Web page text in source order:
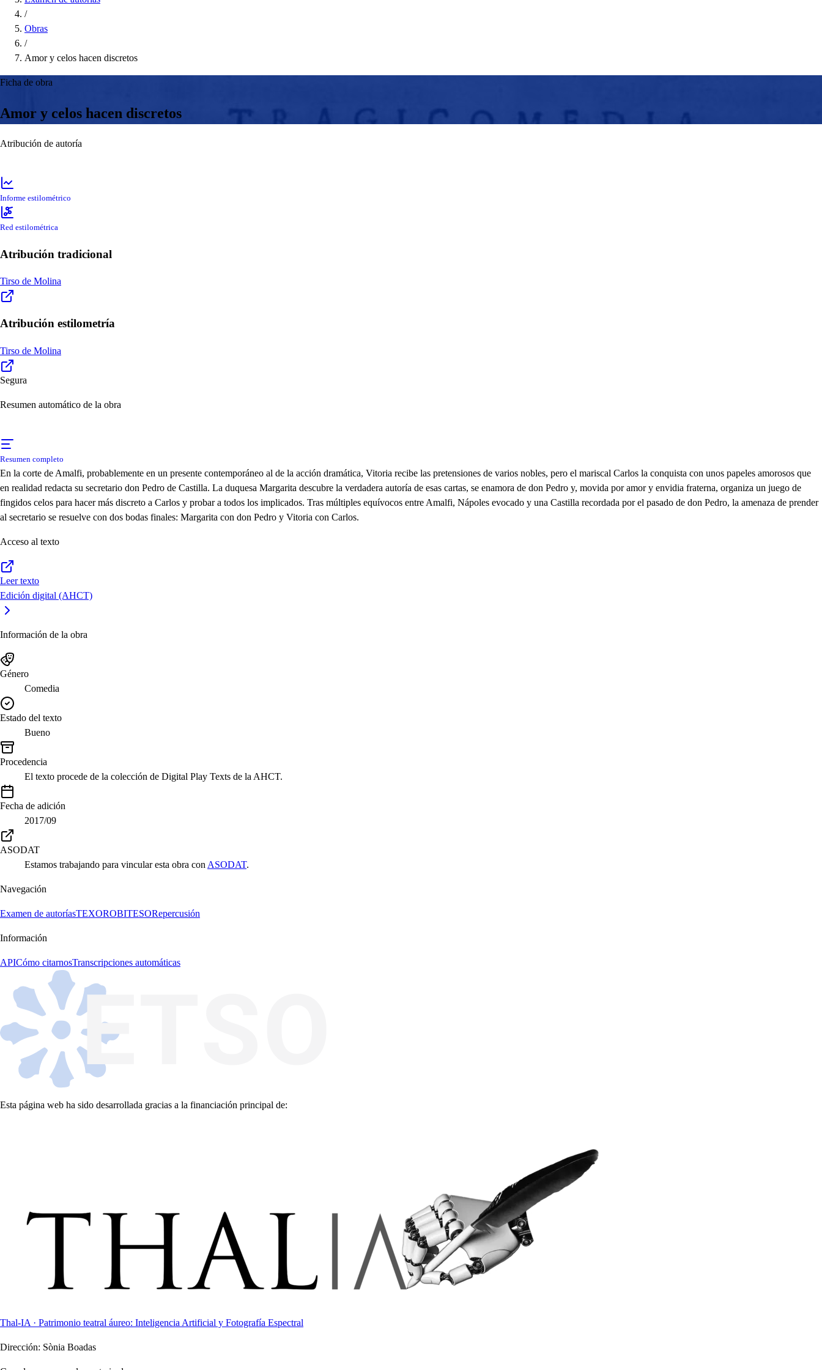
/
Obras
/
Amor y celos hacen discretos
Ficha de obra
Amor y celos hacen discretos
Atribución de autoría
Informe estilométrico
Red estilométrica
Atribución tradicional
Tirso de Molina
Atribución estilometría
Tirso de Molina
Segura
Resumen automático de la obra
Resumen completo
En la corte de Amalfi, probablemente en un presente contemporáneo al de la acción dramática, Vitoria recibe las pretensiones de varios nobles, pero el mariscal Carlos la conquista con unos papeles amorosos que
en realidad redacta su secretario don Pedro de Castilla. La duquesa Margarita descubre la verdadera autoría de esas cartas, se enamora de don Pedro y, movida por amor y envidia fraterna, organiza un juego de
fingidos celos para hacer más discreto a Carlos y probar a todos los implicados. Tras múltiples equívocos entre Amalfi, Nápoles evocado y una Castilla recordada por el pasado de don Pedro, la amenaza de prender
al secretario se resuelve con dos bodas finales: Margarita con don Pedro y Vitoria con Carlos.
Acceso al texto
Leer texto
Edición digital (AHCT)
Información de la obra
Género
Comedia
Estado del texto
Bueno
Procedencia
El texto procede de la colección de Digital Play Texts de la AHCT.
Fecha de adición
2017/09
ASODAT
Estamos trabajando para vincular esta obra con ASODAT.
Navegación
Examen de autoríasTEXOROBITESORepercusión
Información
APICómo citarnosTranscripciones automáticas
Esta página web ha sido desarrollada gracias a la financiación principal de:
Thal-IA · Patrimonio teatral áureo: Inteligencia Artificial y Fotografía Espectral
Dirección: Sònia Boadas